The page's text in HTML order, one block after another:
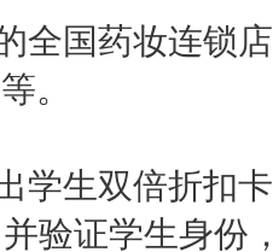
全国药妆连锁
。
学生双倍折扣
验证学生身份